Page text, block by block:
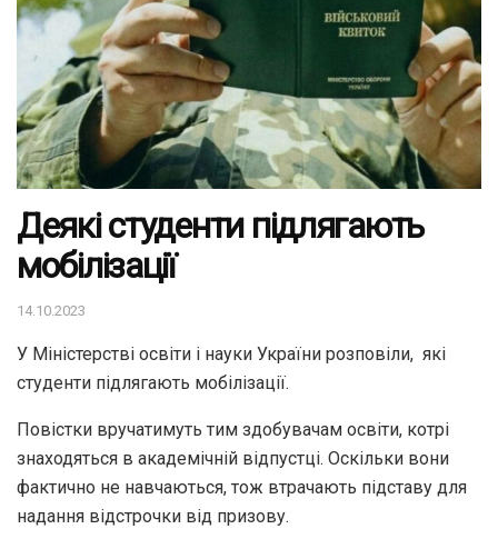
Деякі студенти підлягають
мобілізації
14.10.2023
У Міністерстві освіти і науки України розповіли, які
студенти підлягають мобілізації.
Повістки вручатимуть тим здобувачам освіти, котрі
знаходяться в академічній відпустці. Оскільки вони
фактично не навчаються, тож втрачають підставу для
надання відстрочки від призову.